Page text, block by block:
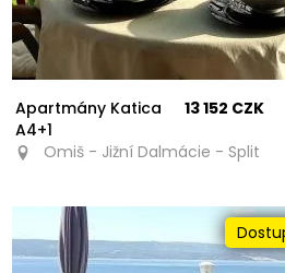
Apartmány Katica
A4+1
13 152 CZK
Omiš - Jižní Dalmácie - Split